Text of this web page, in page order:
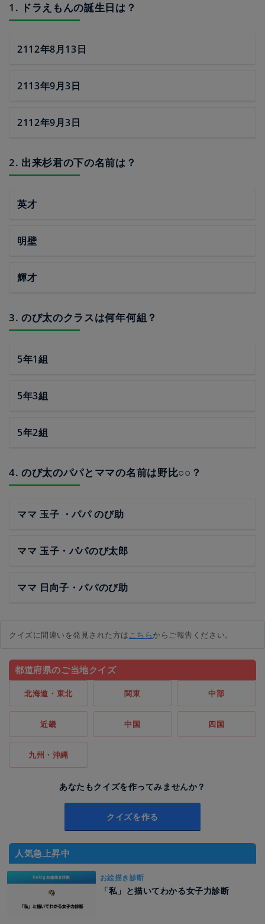
1. ドラえもんの誕生日は？
2112年8月13日
2113年9月3日
2112年9月3日
2. 出来杉君の下の名前は？
英才
明壁
輝才
3. のび太のクラスは何年何組？
5年1組
5年3組
5年2組
4. のび太のパパとママの名前は野比○○？
ママ 玉子 ・パパ のび助
ママ 玉子・パパのび太郎
ママ 日向子・パパのび助
クイズに間違いを発見された方はこちらからご報告ください。
都道府県のご当地クイズ
北海道・東北 関東 中部
近畿 中国 四国
九州・沖縄
あなたもクイズを作ってみませんか？
クイズを作る
人気急上昇中
お絵描き診断
「私」と描いてわかる女子力診断